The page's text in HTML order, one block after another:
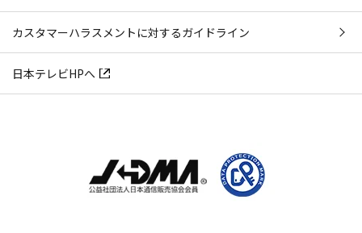
カスタマーハラスメントに対するガイドライン
日本テレビHPへ